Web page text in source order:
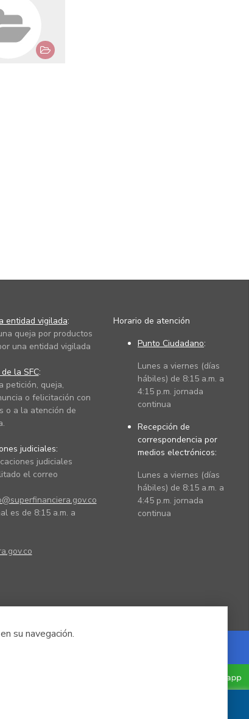
su navegación.
entidad vigilada:
queja por productos
una entidad vigilada
la SFC:
petición, queja,
o felicitación con
o a la atención de
judiciales:
judiciales
el correo
es de 8:15 a.m. a
Horario de atención
Punto Ciudadano:
Lunes a viernes (días
hábiles) de 8:15 a.m. a
4:15 p.m. jornada
continua
Recepción de
correspondencia por
medios electrónicos:
Lunes a viernes (días
hábiles) de 8:15 a.m. a
4:45 p.m. jornada
continua
Powered by Nexura